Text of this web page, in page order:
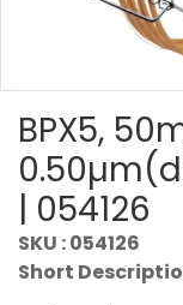
BPX5,
| 054126
SKU : 054126
Short